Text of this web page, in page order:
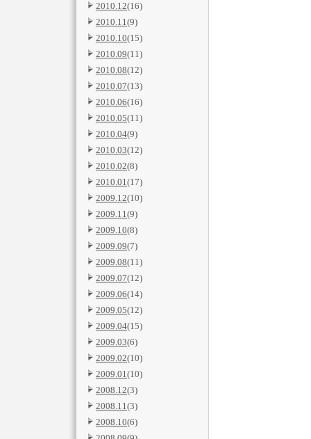
2010.12(16)
2010.11(9)
2010.10(15)
2010.09(11)
2010.08(12)
2010.07(13)
2010.06(16)
2010.05(11)
2010.04(9)
2010.03(12)
2010.02(8)
2010.01(17)
2009.12(10)
2009.11(9)
2009.10(8)
2009.09(7)
2009.08(11)
2009.07(12)
2009.06(14)
2009.05(12)
2009.04(15)
2009.03(6)
2009.02(10)
2009.01(10)
2008.12(3)
2008.11(3)
2008.10(6)